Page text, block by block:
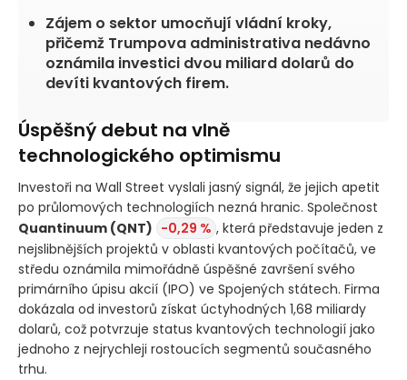
Zájem o sektor umocňují vládní kroky,
přičemž Trumpova administrativa nedávno
oznámila investici dvou miliard dolarů do
devíti kvantových firem.
Úspěšný debut na vlně
technologického optimismu
Investoři na Wall Street vyslali jasný signál, že jejich apetit
po průlomových technologiích nezná hranic. Společnost
Quantinuum (QNT) -0,29 % , která představuje jeden z
nejslibnějších projektů v oblasti kvantových počítačů, ve
středu oznámila mimořádně úspěšné završení svého
primárního úpisu akcií (IPO) ve Spojených státech. Firma
dokázala od investorů získat úctyhodných 1,68 miliardy
dolarů, což potvrzuje status kvantových technologií jako
jednoho z nejrychleji rostoucích segmentů současného
trhu.